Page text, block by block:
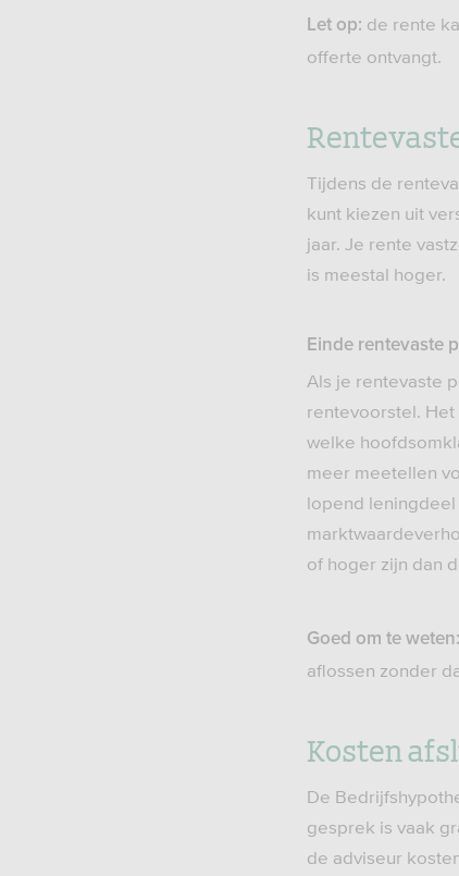
Let op: de rente
offerte ontvangt.
Tijdens de
kunt kiezen uit
jaar. Je rente
is meestal hoger.
Einde rentevaste
Als je rentevaste
rentevoorstel.
welke
meer meetellen
lopend
of hoger zijn dan
Goed om te weten:
aflossen zonder
Kosten
De
gesprek is vaak
de adviseur